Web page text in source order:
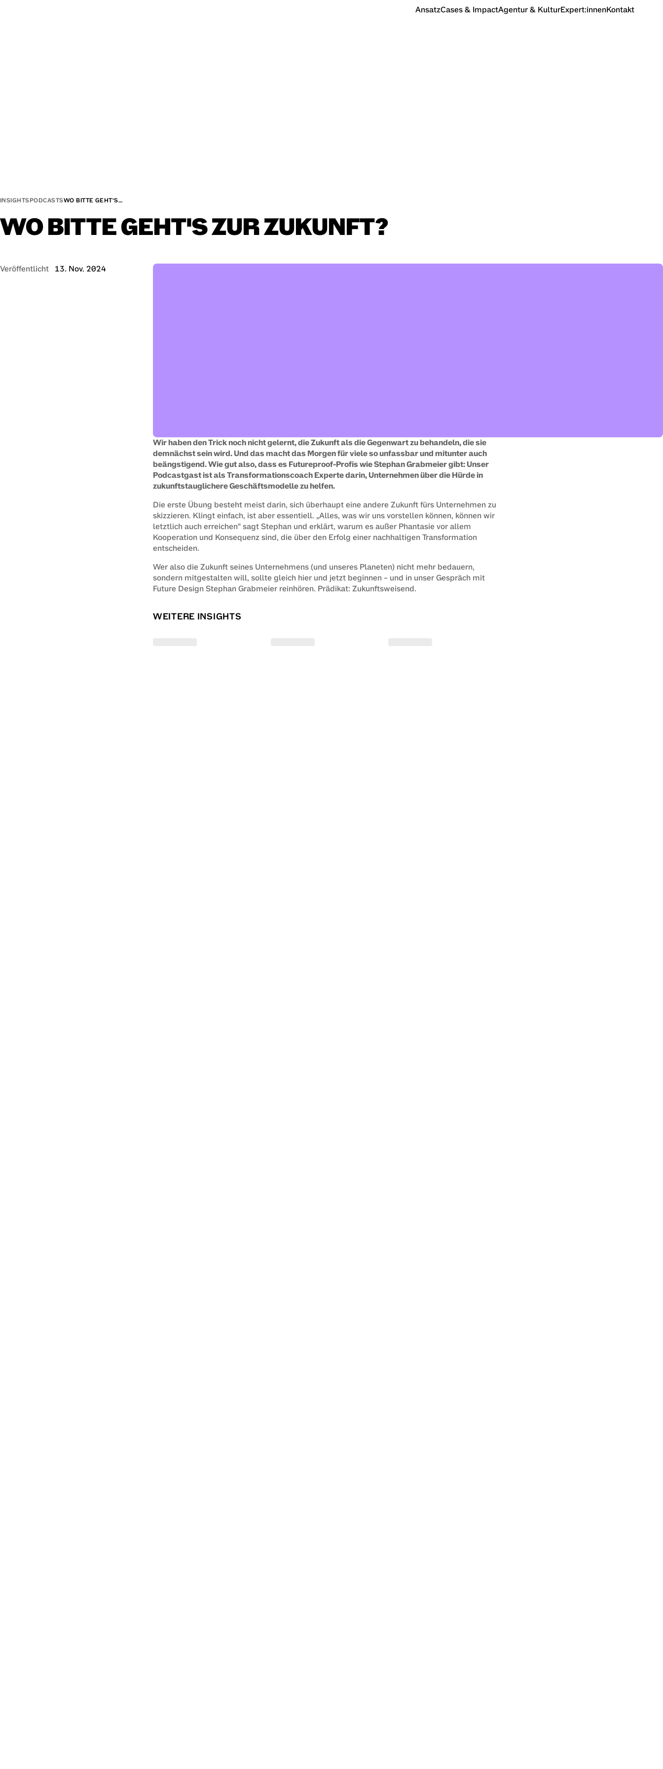
AnsatzCases & ImpactAgentur & KulturExpert:innenKontakt
INSIGHTSPODCASTSWO BITTE GEHT'S…
WOBITTEGEHT'SZURZUKUNFT?
Veröffentlicht 13. Nov. 2024
Wir haben den Trick noch nicht gelernt, die Zukunft als die Gegenwart zu behandeln, die sie
demnächst sein wird. Und das macht das Morgen für viele so unfassbar und mitunter auch
beängstigend. Wie gut also, dass es Futureproof-Profis wie Stephan Grabmeier gibt: Unser
Podcastgast ist als Transformationscoach Experte darin, Unternehmen über die Hürde in
zukunftstauglichere Geschäftsmodelle zu helfen.
Die erste Übung besteht meist darin, sich überhaupt eine andere Zukunft fürs Unternehmen zu
skizzieren. Klingt einfach, ist aber essentiell. „Alles, was wir uns vorstellen können, können wir
letztlich auch erreichen“ sagt Stephan und erklärt, warum es außer Phantasie vor allem
Kooperation und Konsequenz sind, die über den Erfolg einer nachhaltigen Transformation
entscheiden.
Wer also die Zukunft seines Unternehmens (und unseres Planeten) nicht mehr bedauern,
sondern mitgestalten will, sollte gleich hier und jetzt beginnen – und in unser Gespräch mit
Future Design Stephan Grabmeier reinhören. Prädikat: Zukunftsweisend.
WEITERE INSIGHTS